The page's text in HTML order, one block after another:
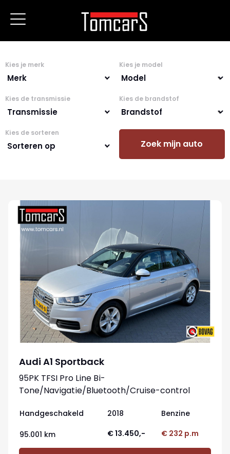
Kies je merk Kies je model
Kies de transmissie Kies de brandstof
Kies de sorteren
Zoek mijn auto
Audi A1 Sportback
95PK TFSI Pro Line Bi-
Tone/Navigatie/Bluetooth/Cruise-control
Handgeschakeld 2018 Benzine
95.001 km € 13.450,- € 232 p.m